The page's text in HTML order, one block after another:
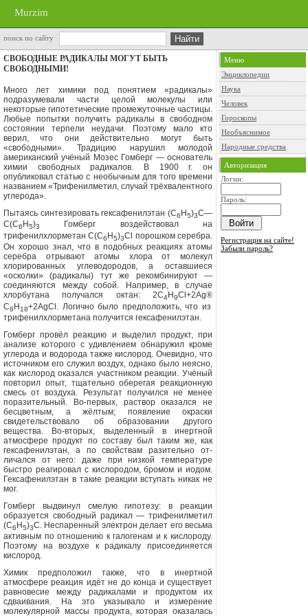
Murzim
поиск по сайту
СВОБОДНЫЕ РАДИКАЛЫ МОГУТ БЫТЬ
СВОБОДНЫМИ!
Много лет химики под понятием «ради­калы»
подразумевали части целой мо­лекулы или
некоторые гипотетические промежуточные частицы.
Любые по­пытки получить радикалы в свободном
состоянии терпели неудачи. Поэтому мало кто
верил, что они действительно могут быть
«свободными». Традицию нарушил молодой
американский учё­ный Мозес Гомберг — основатель
хи­мии свободных радикалов. В 1900 г. он
опубликовал статью с необычным для того времени
названием «Трифенилметил, случай трёхвалентного
углерода».
Пытаясь синтезировать гексафенилэтан (С6 Н5)3С—
С(С6 Н5)3
Гомберг воздейст­вовал на
трифенилхлорметанC(C6H5)3Cl порошком серебра.
Он хорошо знал, что в подобных реакциях атомы
сереб­ра отрывают атомы хлора от молекул
хлорированных углеводородов, а остав­шиеся
«осколки» (радикалы) тут же рекомбинируют —
соединяются между со­бой. Например, в случае
хлорбутана получался октан: 2C4H9Cl+2Ag®
С8Н18+2AgCl.
Логично было пред­положить, что из
трифенилхлорметана получится гексафенилэтан.
Гомберг провёл реакцию и выделил продукт, при
анализе которого с удив­лением обнаружил кроме
углерода и водорода также кислород. Очевидно, что
источником его служил воздух, од­нако было неясно,
как кислород ока­зался участником реакции. Учёный
повторил опыт, тщательно оберегая ре­акционную
смесь от воздуха. Результат получился не менее
поразительный. Во-первых, раствор оказался не
бес­цветным, а жёлтым; появление окраски
свидетельствовало об образовании другого
вещества. Во-вторых, выде­ленный в инертной
атмосфере продукт по составу был таким же, как
гексафенилэтан, а по свойствам разительно от­
личался от него: даже при низкой температуре
быстро реагировал с кисло­родом, бромом и иодом.
Гексафенилэтан в такие реакции вступать никак не
мог.
Гомберг выдвинул смелую гипоте­зу: в реакции
образуется свободный радикал — трифенилметил
(С6 Н5)3С. Неспаренный электрон делает его весьма
активным по отношению к га­логенам и к кислороду.
Поэтому на воздухе к радикалу присоединяется
кислород.
Химик предположил также, что в инертной
атмосфере реакция идёт не до конца и существует
равновесие между радикалами и продуктом их
сдваивания. На это указывало и изме­рение
молекулярной массы продукта, которая оказалась
Меню
Энциклопедии
Наука
Человек
Гороскопы
Необъяснимое
Народные средства
Авторизация
Логин:
Пароль:
Регистрация на сайте!
Забыли пароль?